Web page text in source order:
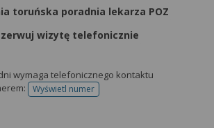
toruńska poradnia lekarza POZ
wizytę telefonicznie
wymaga telefonicznego kontaktu
Wyświetl numertelefonu do rejestracji